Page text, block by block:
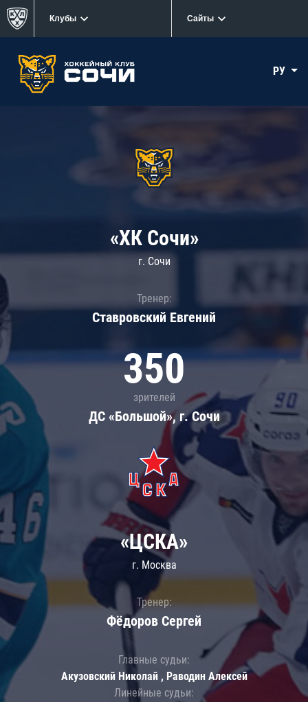
Клубы Сайты
РУ
«ХК Сочи»
г. Сочи
Тренер:
Ставровский Евгений
350
зрителей
ДС «Большой», г. Сочи
«ЦСКА»
г. Москва
Тренер:
Фёдоров Сергей
Главные судьи:
Акузовский Николай , Раводин Алексей
Линейные судьи: